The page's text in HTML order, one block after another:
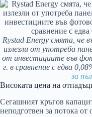
Rystad Energy смята, че
излезли от употреба
от инвестициите във
г. в сравнение с едва
за
Високата цена на
Сегашният кръгов
неподготвен за потока